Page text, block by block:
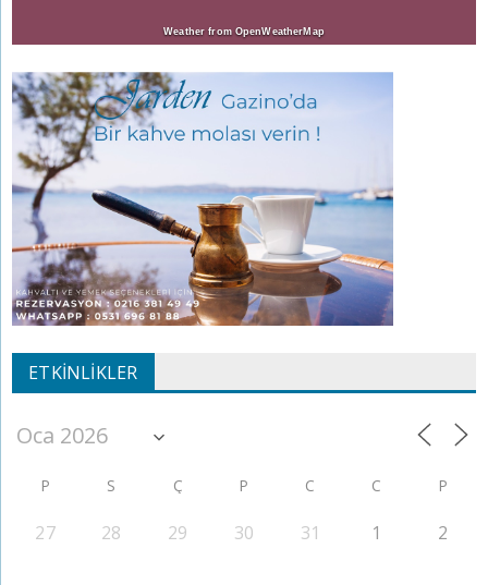
Weather from OpenWeatherMap
ETKINLIKLER
P S Ç P C C P
27 28 29 30 31 1 2